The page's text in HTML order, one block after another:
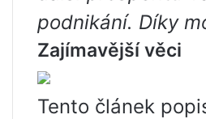
podnikání. Díky
Zajímavější věci
Tento článek